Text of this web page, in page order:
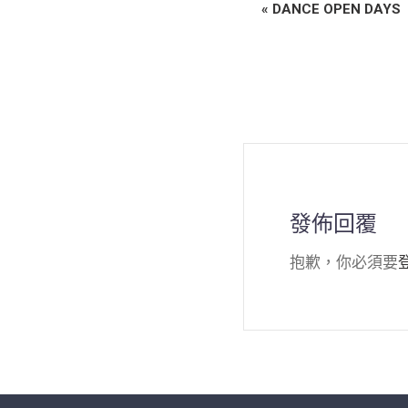
E
t
o
« DANCE OPEN DAYS
發佈回覆
抱歉，你必須要